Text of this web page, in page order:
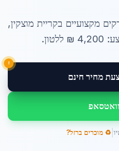
מקצועיים בקריית מוצקין,
4,200 ₪ ללטון.
מחיר חינם
!
וואטסאפ
♻️ מוכרים ברזל?